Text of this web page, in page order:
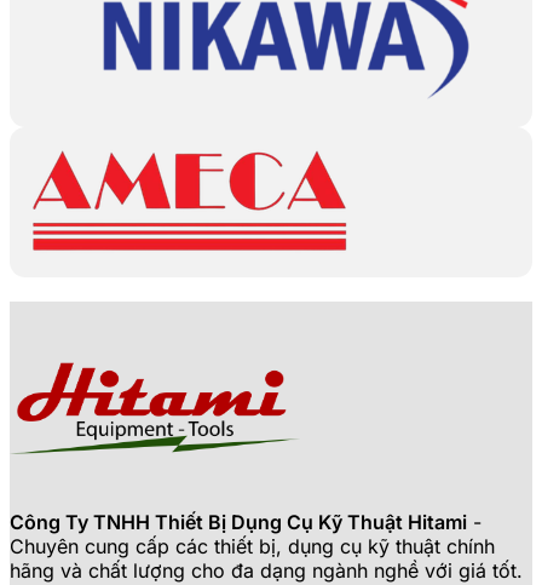
Công Ty TNHH Thiết Bị Dụng Cụ Kỹ Thuật Hitami -
Chuyên cung cấp các thiết bị, dụng cụ kỹ thuật chính
hãng và chất lượng cho đa dạng ngành nghề với giá tốt.